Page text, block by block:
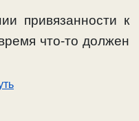
привязанности к
что-то должен